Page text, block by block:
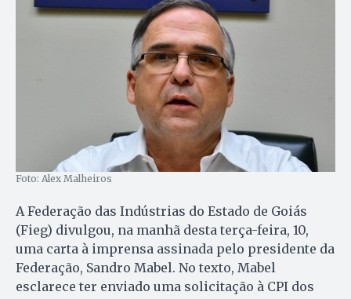
Foto: Alex Malheiros
A Federação das Indústrias do Estado de Goiás
(Fieg) divulgou, na manhã desta terça-feira, 10,
uma carta à imprensa assinada pelo presidente da
Federação, Sandro Mabel. No texto, Mabel
esclarece ter enviado uma solicitação à CPI dos